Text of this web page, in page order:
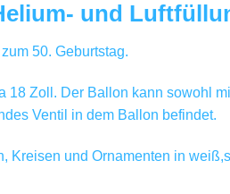
und
50. Geburtstag.
18 Zoll. Der Ballon kann sowohl
Ventil in dem Ballon befindet.
Kreisen und Ornamenten in